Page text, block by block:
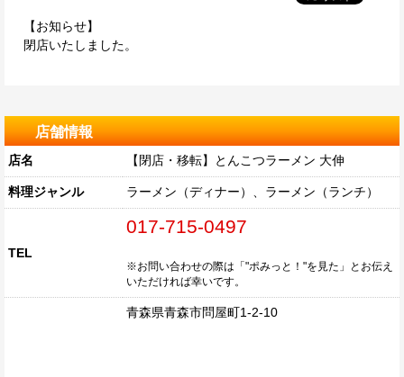
【お知らせ】
閉店いたしました。
店舗情報
店名 【閉店・移転】とんこつラーメン 大伸
料理ジャンル ラーメン（ディナー）、ラーメン（ランチ）
TEL
017-715-0497
※お問い合わせの際は「"ポみっと！"を見た」とお伝え
いただければ幸いです。
青森県青森市問屋町1-2-10